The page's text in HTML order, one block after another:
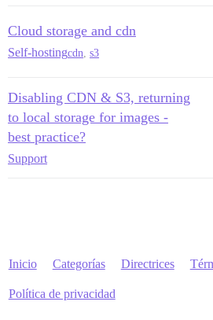
Cloud storage and cdn
Self-hostingcdn s3
Disabling CDN & S3, returning
to local storage for images -
best practice?
Support
Inicio Categorías Directrices
Política de privacidad